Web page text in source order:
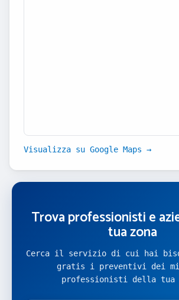
Visualizza su Google Maps →
Trova professionisti e
tua zona
Cerca il servizio di cui hai
gratis i preventivi dei
professionisti della tua